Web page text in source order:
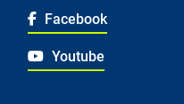
Facebook
Youtube